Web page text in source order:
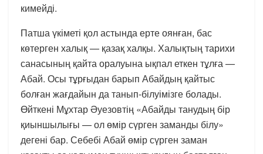
кимейді.
Патша үкіметі қол астында ерте оянған, бас
көтерген халық — қазақ халқы. Халықтың тарихи
санасының қайта оралуына ықпал еткен тұлға —
Абай. Осы тұрғыдан барып Абайдың қайтыс
болған жағдайын да танып-білуімізге болады.
Өйткені Мұхтар Әуезовтің «Абайды танудың бір
қиыншылығы — ол өмір сүрген заманды білу»
дегені бар. Себебі Абай өмір сүрген заман